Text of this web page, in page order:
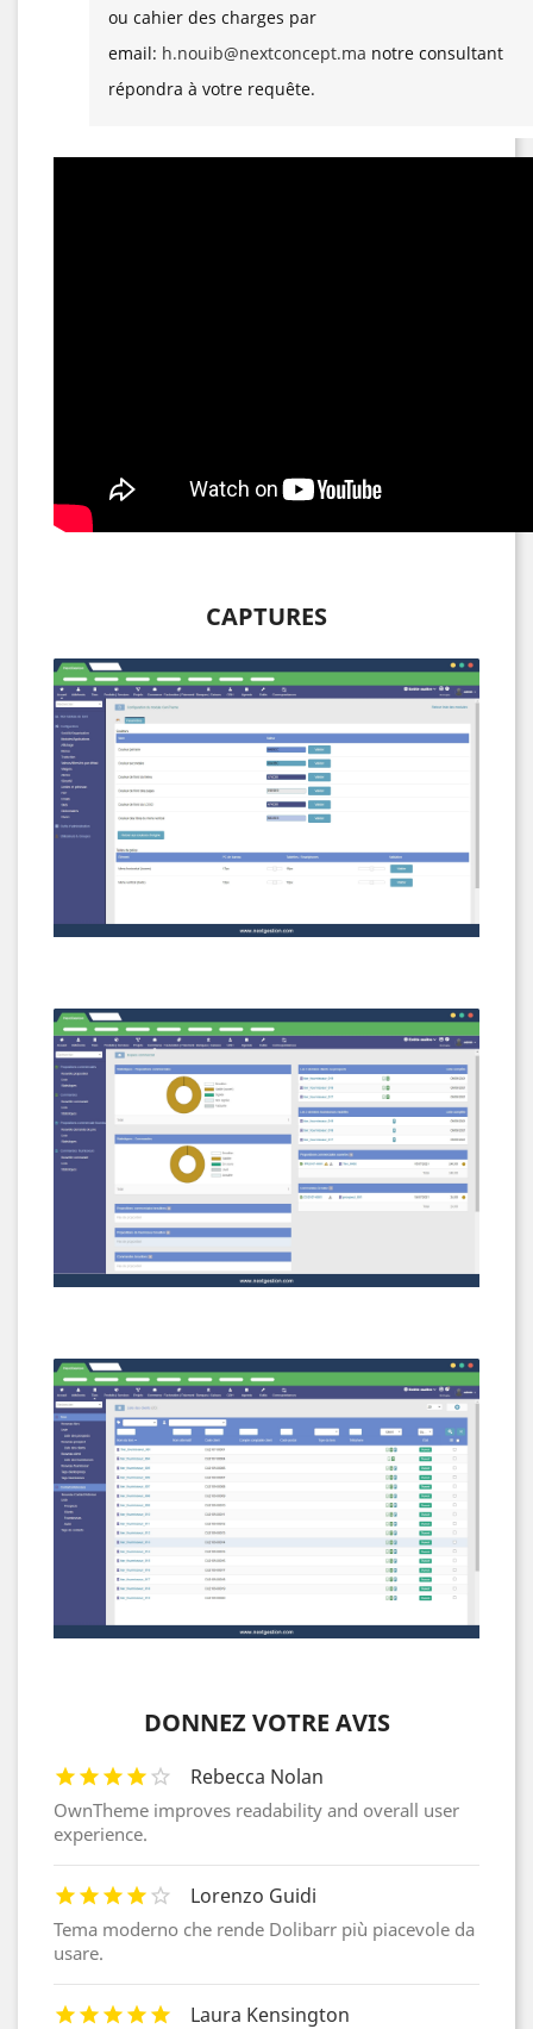
ou cahier des charges par
email: h.nouib@nextconcept.ma notre consultant
répondra à votre requête.
CAPTURES
DONNEZ VOTRE AVIS
Rebecca Nolan
OwnTheme improves readability and overall user
experience.
Lorenzo Guidi
Tema moderno che rende Dolibarr più piacevole da
usare.
Laura Kensington